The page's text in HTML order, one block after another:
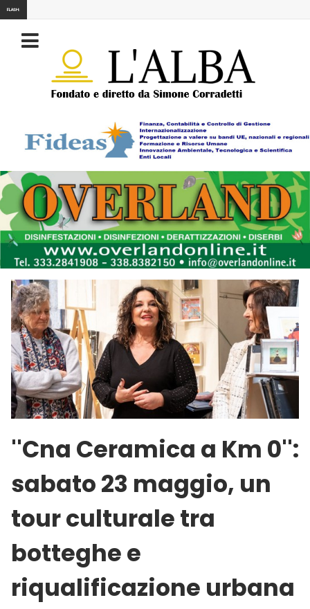
FLASH:
''Cna Ceramica a Km 0'':
sabato 23 maggio, un
tour culturale tra
botteghe e
riqualificazione urbana